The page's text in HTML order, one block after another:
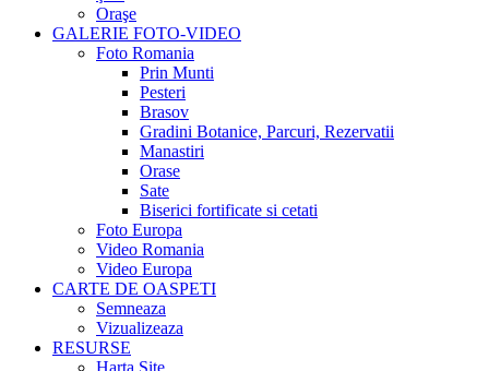
Oraşe
GALERIE FOTO-VIDEO
Foto Romania
Prin Munti
Pesteri
Brasov
Gradini Botanice, Parcuri, Rezervatii
Manastiri
Orase
Sate
Biserici fortificate si cetati
Foto Europa
Video Romania
Video Europa
CARTE DE OASPETI
Semneaza
Vizualizeaza
RESURSE
Harta Site